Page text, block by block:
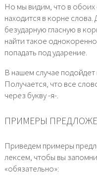
Но мы видим, что в
находится в корне
безударную гласную в
найти такое
попадать под ударение.
В нашем случае подойдет
Получается, что все
через букву -я-.
ПРИМЕРЫ
Приведем примеры
лексем, чтобы вы
«обязательно»: